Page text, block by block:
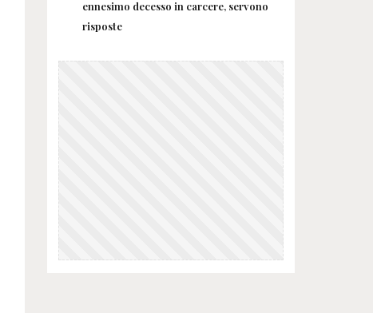
ennesimo decesso in carcere, servono
risposte